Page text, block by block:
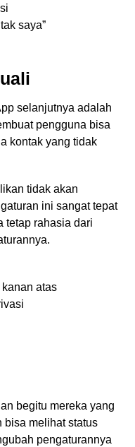
saya”
selanjutnya adalah
pengguna bisa
kontak yang tidak
tidak akan
ini sangat tepat
tetap rahasia dari
atas
begitu mereka yang
bisa melihat status
pengaturannya